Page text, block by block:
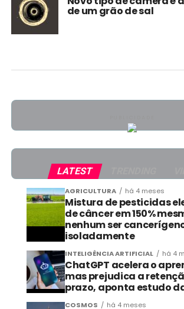
de um grão de sal
LATEST
AGRICULTURA há 4 meses
Mistura de pesticidas
de câncer em 150%
nenhum ser
isoladamente
INTELIGÊNCIA ARTIFICIAL há 4
ChatGPT acelera o
mas prejudica a
prazo, aponta estudo
COSMOS há 4 meses